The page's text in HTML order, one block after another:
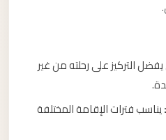
التركيز على رحلته من غير
فترات الإقامة المختلفة